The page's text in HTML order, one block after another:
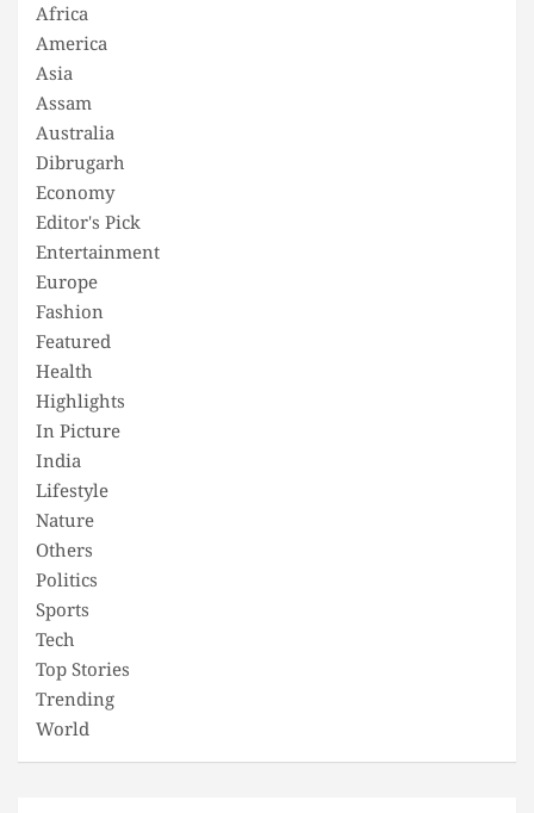
Africa
America
Asia
Assam
Australia
Dibrugarh
Economy
Editor's Pick
Entertainment
Europe
Fashion
Featured
Health
Highlights
In Picture
India
Lifestyle
Nature
Others
Politics
Sports
Tech
Top Stories
Trending
World